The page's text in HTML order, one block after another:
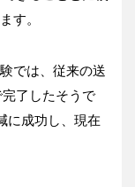
す。
では、従来の送
了したそうで
に成功し、現在